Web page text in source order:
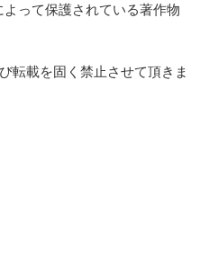
って保護されている著作物
転載を固く禁止させて頂きま